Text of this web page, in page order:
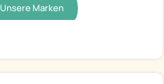
Unsere Marken